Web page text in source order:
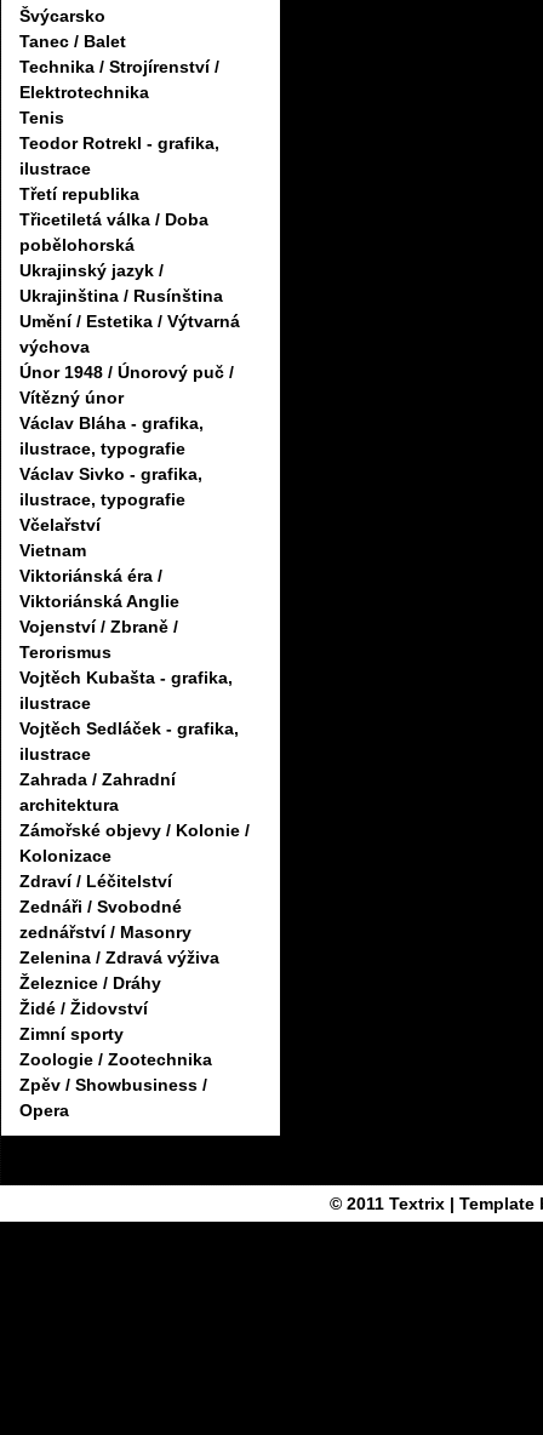
Švýcarsko
Tanec / Balet
Technika / Strojírenství /
Elektrotechnika
Tenis
Teodor Rotrekl - grafika,
ilustrace
Třetí republika
Třicetiletá válka / Doba
pobělohorská
Ukrajinský jazyk /
Ukrajinština / Rusínština
Umění / Estetika / Výtvarná
výchova
Únor 1948 / Únorový puč /
Vítězný únor
Václav Bláha - grafika,
ilustrace, typografie
Václav Sivko - grafika,
ilustrace, typografie
Včelařství
Vietnam
Viktoriánská éra /
Viktoriánská Anglie
Vojenství / Zbraně /
Terorismus
Vojtěch Kubašta - grafika,
ilustrace
Vojtěch Sedláček - grafika,
ilustrace
Zahrada / Zahradní
architektura
Zámořské objevy / Kolonie /
Kolonizace
Zdraví / Léčitelství
Zednáři / Svobodné
zednářství / Masonry
Zelenina / Zdravá výživa
Železnice / Dráhy
Židé / Židovství
Zimní sporty
Zoologie / Zootechnika
Zpěv / Showbusiness /
Opera
© 2011 Textrix| Template